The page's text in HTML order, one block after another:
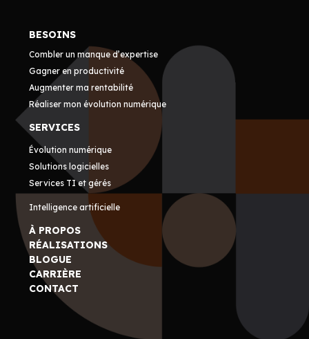
BESOINS
Combler un manque d’expertise
Gagner en productivité
Augmenter ma rentabilité
Réaliser mon évolution numérique
SERVICES
Évolution numérique
Solutions logicielles
Services TI et gérés
Intelligence artificielle
À PROPOS
RÉALISATIONS
BLOGUE
CARRIÈRE
CONTACT